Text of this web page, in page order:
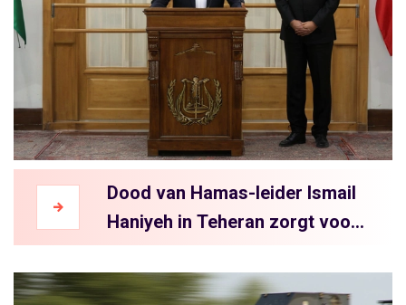
Dood van Hamas-leider Ismail
Haniyeh in Teheran zorgt voor
ophef en oproepen tot wraak